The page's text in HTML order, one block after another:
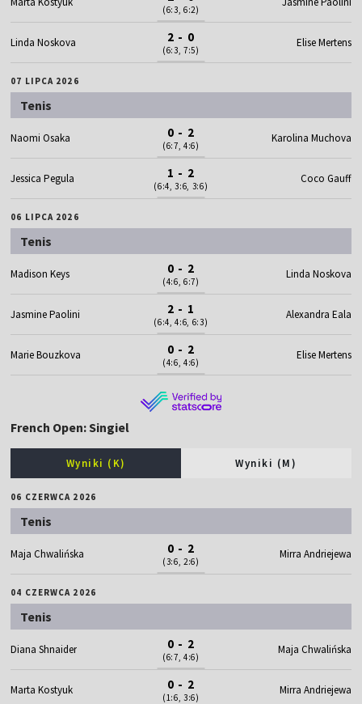
(6:3, 6:2)
Linda Noskova 2 - 0
(6:3, 7:5)
Elise Mertens
07 LIPCA 2026
Tenis
Naomi Osaka 0 - 2
(6:7, 4:6)
Karolina Muchova
Jessica Pegula 1 - 2
(6:4, 3:6, 3:6)
Coco Gauff
06 LIPCA 2026
Tenis
Madison Keys 0 - 2
(4:6, 6:7)
Linda Noskova
Jasmine Paolini 2 - 1
(6:4, 4:6, 6:3)
Alexandra Eala
Marie Bouzkova 0 - 2
(4:6, 4:6)
Elise Mertens
French Open: Singiel
Wyniki (K) Wyniki (M)
06 CZERWCA 2026
Tenis
Maja Chwalińska 0 - 2
(3:6, 2:6)
Mirra Andriejewa
04 CZERWCA 2026
Tenis
Diana Shnaider 0 - 2
(6:7, 4:6)
Maja Chwalińska
Marta Kostyuk 0 - 2
(1:6, 3:6)
Mirra Andriejewa